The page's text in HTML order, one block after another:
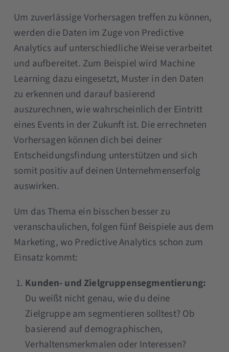
Um zuverlässige Vorhersagen treffen zu können,
werden die Daten im Zuge von Predictive
Analytics auf unterschiedliche Weise verarbeitet
und aufbereitet. Zum Beispiel wird Machine
Learning dazu eingesetzt, Muster in den Daten
zu erkennen und darauf basierend
auszurechnen, wie wahrscheinlich der Eintritt
eines Events in der Zukunft ist. Die errechneten
Vorhersagen können dich bei deiner
Entscheidungsfindung unterstützen und sich
somit positiv auf deinen Unternehmenserfolg
auswirken.
Um das Thema ein bisschen besser zu
veranschaulichen, folgen fünf Beispiele aus dem
Marketing, wo Predictive Analytics schon zum
Einsatz kommt:
Kunden- und Zielgruppensegmentierung:
Du weißt nicht genau, wie du deine
Zielgruppe am segmentieren solltest? Ob
basierend auf demographischen,
Verhaltensmerkmalen oder Interessen?